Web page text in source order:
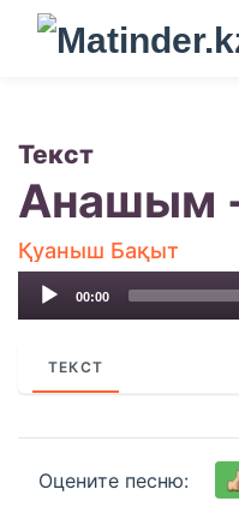
Текст
Анашым
Қуаныш Бақыт
Audio
00:00
ТЕКСТ
Оцените песню: